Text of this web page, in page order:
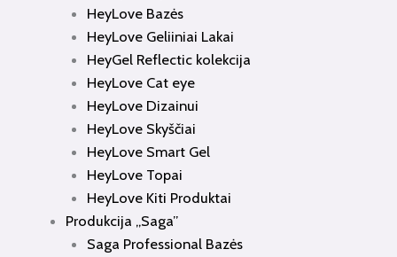
HeyLove Bazės
HeyLove Geliiniai Lakai
HeyGel Reflectic kolekcija
HeyLove Cat eye
HeyLove Dizainui
HeyLove Skyščiai
HeyLove Smart Gel
HeyLove Topai
HeyLove Kiti Produktai
Produkcija „Saga”
Saga Professional Bazės